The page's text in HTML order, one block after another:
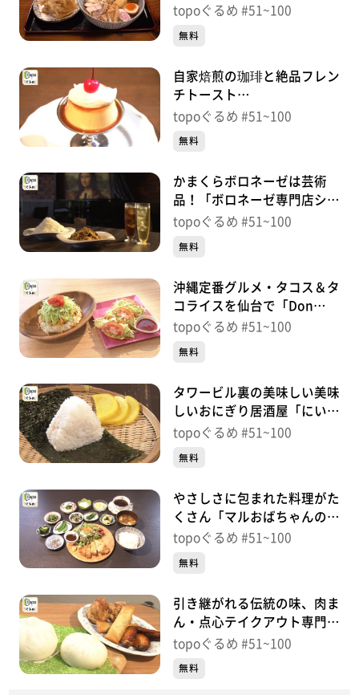
伝五郎」（太白区鈎取本町）
topoぐるめ #51~100
無料
自家焙煎の珈琲と絶品フレン
チトースト
「PUBLIC.COFFEE」（太白
め】
topoぐるめ #51~100
無料
かまくらボロネーゼは芸術
品！「ボロネーゼ専門店シカ
ネーゼ」（青葉区国分町）＃
topoぐるめ #51~100
無料
沖縄定番グルメ・タコス＆タ
コライスを仙台で「Don
Tacos 木町通店」（青葉区木
topoぐるめ #51~100
無料
タワービル裏の美味しい美味
しいおにぎり居酒屋「にいが
たや」（青葉区一番町）＃
topoぐるめ #51~100
無料
やさしさに包まれた料理がた
くさん「マルおばちゃんのカ
フェ」（太白区鈎取本町）＃
topoぐるめ #51~100
無料
引き継がれる伝統の味、肉ま
ん・点心テイクアウト専門店
「桂雀花」（太白区大野田）
topoぐるめ #51~100
無料